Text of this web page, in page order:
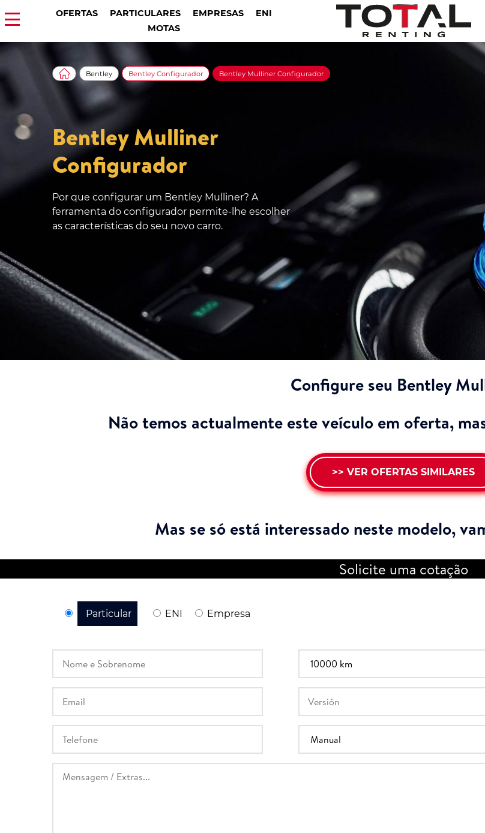
OFERTAS PARTICULARES EMPRESAS
ENI
MOTAS
Bentley Mulliner
Configurador
Por que configurar um Bentley Mulliner? A
ferramenta do configurador permite-lhe escolher
as características do seu novo carro.
Bentley Bentley Configurador Bentley Mulliner Configurador
Configure seu Bentley
Não temos actualmente este veículo em oferta,
>> VER OFERTAS SIMILARES
Mas se só está interessado neste modelo,
Solicite uma cotação
Particular ENI Empresa